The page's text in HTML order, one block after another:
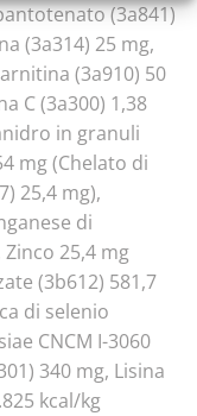
(3a841)
(3a314) 25 mg,
(3a910) 50
C (3a300) 1,38
in granuli
mg (Chelato di
25,4 mg),
di
25,4 mg
(3b612) 581,7
di selenio
CNCM I-3060
340 mg, Lisina
kcal/kg